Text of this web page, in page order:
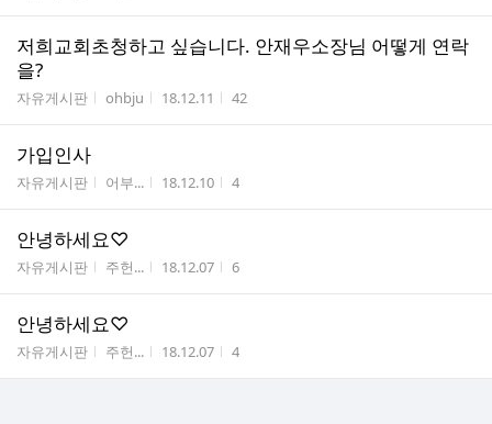
저희교회초청하고 싶습니다. 안재우소장님 어떻게 연락
을?
게시판명
자유게시판 작성자
ohbju 작성시간
18.12.11 조회수
42
가입인사
게시판명
자유게시판 작성자
어부... 작성시간
18.12.10 조회수
4
안녕하세요♡
게시판명
자유게시판 작성자
주헌... 작성시간
18.12.07 조회수
6
안녕하세요♡
게시판명
자유게시판 작성자
주헌... 작성시간
18.12.07 조회수
4